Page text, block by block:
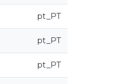
pt_PT
pt_PT
pt_PT